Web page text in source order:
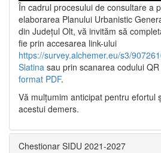
În cadrul procesului de consultare a
elaborarea Planului Urbanistic
din Județul Olt, vă invităm să
fie prin accesarea link-ului
https://survey.alchemer.eu/s3/
Slatina sau prin scanarea codului QR
format PDF.
Vă mulţumim anticipat pentru efortul
acestui demers.
Chestionar SIDU 2021-2027